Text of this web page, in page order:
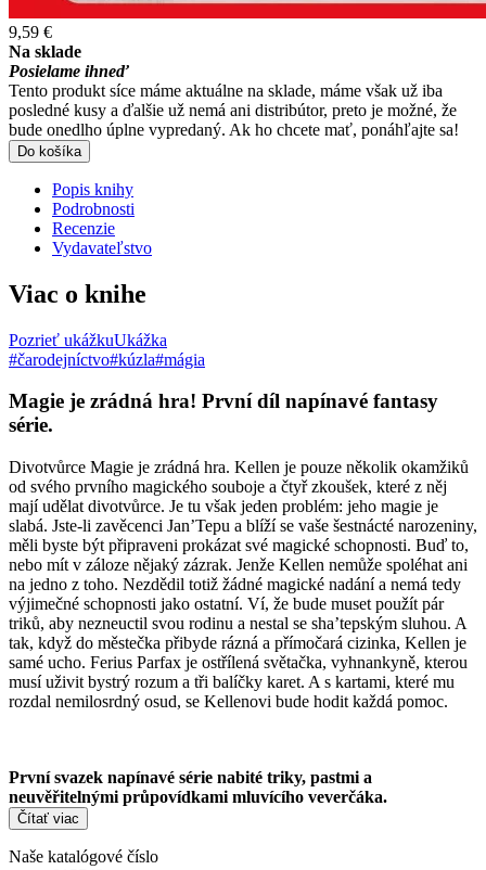
9,59 €
Na sklade
Posielame ihneď
Tento produkt síce máme aktuálne na sklade, máme však už iba
posledné kusy a ďalšie už nemá ani distribútor, preto je možné, že
bude onedlho úplne vypredaný. Ak ho chcete mať, ponáhľajte sa!
Do košíka
Popis knihy
Podrobnosti
Recenzie
Vydavateľstvo
Viac o knihe
Pozrieť ukážkuUkážka
#čarodejníctvo#kúzla#mágia
Magie je zrádná hra! První díl napínavé fantasy
série.
Divotvůrce Magie je zrádná hra. Kellen je pouze několik okamžiků
od svého prvního magického souboje a čtyř zkoušek, které z něj
mají udělat divotvůrce. Je tu však jeden problém: jeho magie je
slabá. Jste-li zavěcenci Jan’Tepu a blíží se vaše šestnácté narozeniny,
měli byste být připraveni prokázat své magické schopnosti. Buď to,
nebo mít v záloze nějaký zázrak. Jenže Kellen nemůže spoléhat ani
na jedno z toho. Nezdědil totiž žádné magické nadání a nemá tedy
výjimečné schopnosti jako ostatní. Ví, že bude muset použít pár
triků, aby nezneuctil svou rodinu a nestal se sha’tepským sluhou. A
tak, když do městečka přibyde rázná a přímočará cizinka, Kellen je
samé ucho. Ferius Parfax je ostřílená světačka, vyhnankyně, kterou
musí uživit bystrý rozum a tři balíčky karet. A s kartami, které mu
rozdal nemilosrdný osud, se Kellenovi bude hodit každá pomoc.
První svazek napínavé série nabité triky, pastmi a
neuvěřitelnými průpovídkami mluvícího veverčáka.
Čítať viac
Naše katalógové číslo